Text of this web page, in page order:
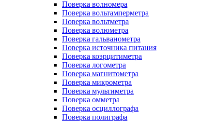
Поверка волномера
Поверка вольтамперметра
Поверка вольтметра
Поверка волюметра
Поверка гальванометра
Поверка источника питания
Поверка коэрцитиметра
Поверка логометра
Поверка магнитометра
Поверка микрометра
Поверка мультиметра
Поверка омметра
Поверка осциллографа
Поверка полиграфа